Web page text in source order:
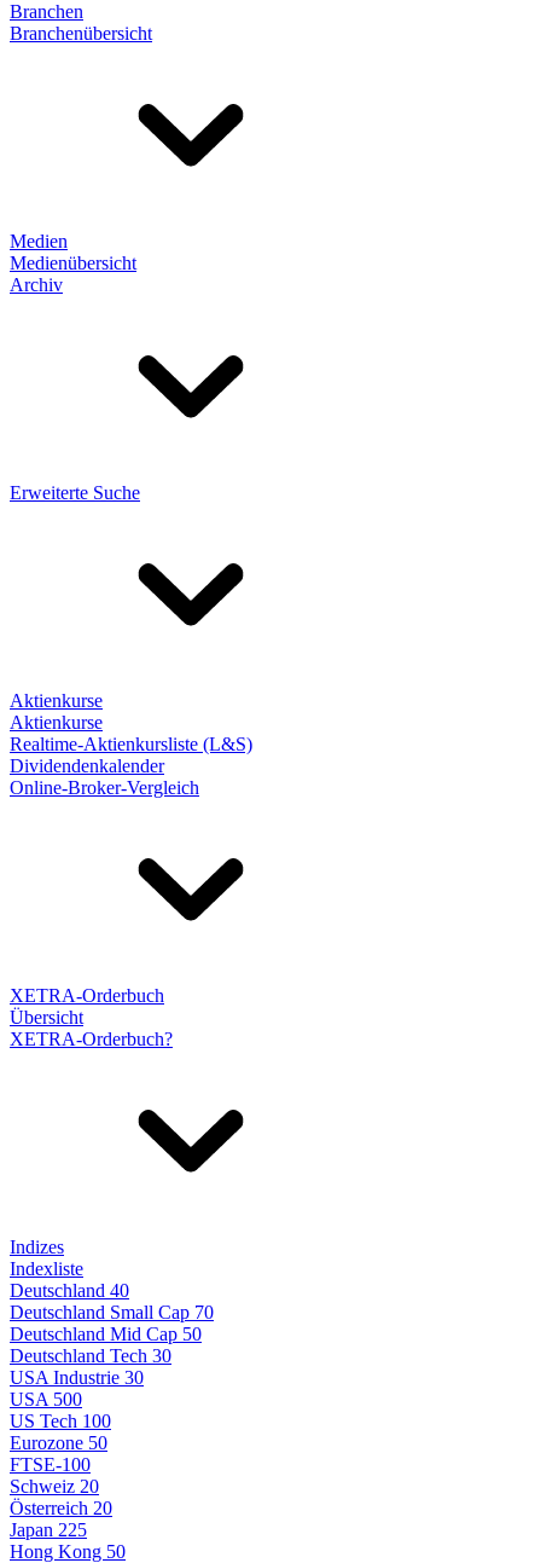
Branchen
Branchenübersicht
Medien
Medienübersicht
Archiv
Erweiterte Suche
Aktienkurse
Aktienkurse
Realtime-Aktienkursliste (L&S)
Dividendenkalender
Online-Broker-Vergleich
XETRA-Orderbuch
Übersicht
XETRA-Orderbuch?
Indizes
Indexliste
Deutschland 40
Deutschland Small Cap 70
Deutschland Mid Cap 50
Deutschland Tech 30
USA Industrie 30
USA 500
US Tech 100
Eurozone 50
FTSE-100
Schweiz 20
Österreich 20
Japan 225
Hong Kong 50